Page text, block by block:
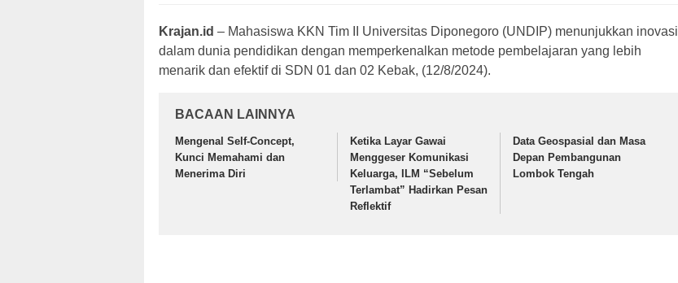
Krajan.id – Mahasiswa KKN Tim II Universitas Diponegoro (UNDIP) menunjukkan inovasi
dalam dunia pendidikan dengan memperkenalkan metode pembelajaran yang lebih
menarik dan efektif di SDN 01 dan 02 Kebak, (12/8/2024).
BACAAN LAINNYA
Mengenal Self-Concept,
Kunci Memahami dan
Menerima Diri
Ketika Layar Gawai
Menggeser Komunikasi
Keluarga, ILM “Sebelum
Terlambat” Hadirkan Pesan
Reflektif
Data Geospasial dan Masa
Depan Pembangunan
Lombok Tengah